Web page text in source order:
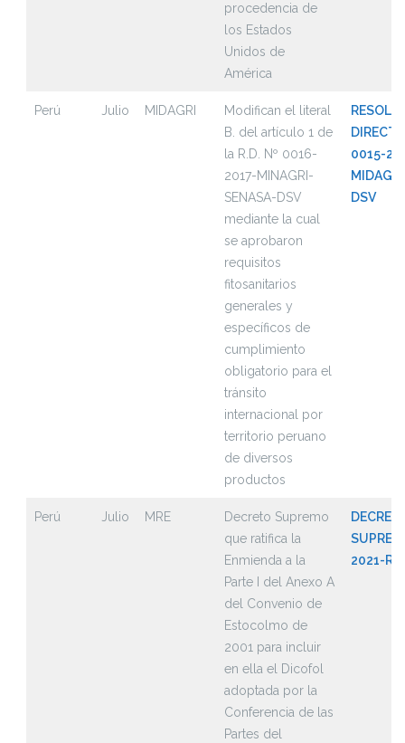
procedencia de
los Estados
Unidos de
América
Perú Julio MIDAGRI
Modifican el literal
B. del artículo 1 de
la R.D. Nº 0016-
2017-MINAGRI-
SENASA-DSV
mediante la cual
se aprobaron
requisitos
fitosanitarios
generales y
específicos de
cumplimiento
obligatorio para el
tránsito
internacional por
territorio peruano
de diversos
productos
0015-
DSV
Perú Julio MRE
Decreto Supremo
que ratifica la
Enmienda a la
Parte I del Anexo A
del Convenio de
Estocolmo de
2001 para incluir
en ella el Dicofol
adoptada por la
Conferencia de las
Partes del
2021-RE